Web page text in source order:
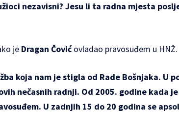
nezavisni? Jesu li ta radna mjesta
je Dragan Čovićovladao pravosuđem u HNŽ.
koja nam je stigla od Rade Bošnjaka. U
nečasnih radnji. Od 2005. godine kada je
U zadnjih 15 do 20 godina se